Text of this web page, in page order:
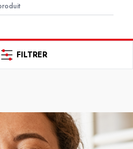
FILTRER